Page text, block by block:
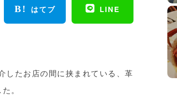
はてブ LINE
したお店の間に挟まれている、革
。